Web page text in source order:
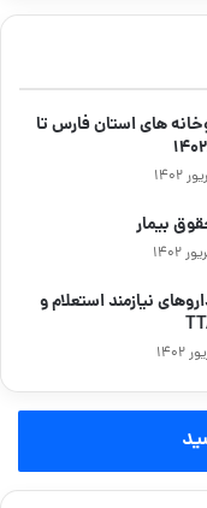
های استان فارس تا
۲۹
بیمار
نیازمند استعلام و